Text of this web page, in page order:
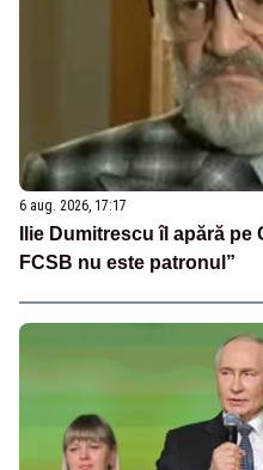
6 aug. 2026, 17:17
Ilie Dumitrescu îl apără
FCSB nu este patronul”